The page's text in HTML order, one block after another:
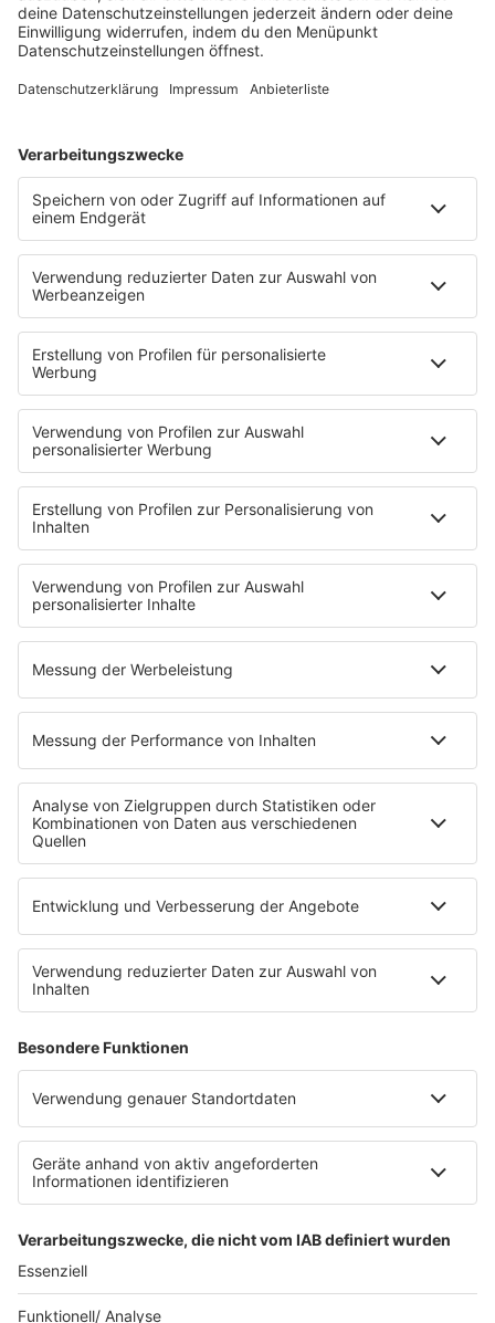
BODYSHIFT TUNNEL CLOSING @SISIPHOS
HOME
PROGRAMM
Sendeplan
DJs
Playlist
MUSIC
Streams
Album der Woche
News
Highlights
Charts
EVENTS
Kontakt
Newsletter
Empfang
sunshine live App
werben bei SUNSHINE LIVE
SERVICE
Datenschutz
Datenschutzeinstellungen
Datenschutzerklärung zur sunshine live App
Impressum
Teilnahmebedingungen
SUNSHINE LIVE 24/7 ELECTRONIC